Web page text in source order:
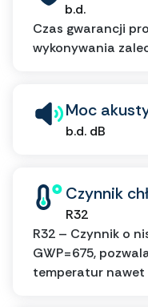
b.d.
Czas gwarancji
wykonywania
Moc
b.d. dB
Czynnik
R32
R32 – Czynnik o
GWP=675,
temperatur nawet